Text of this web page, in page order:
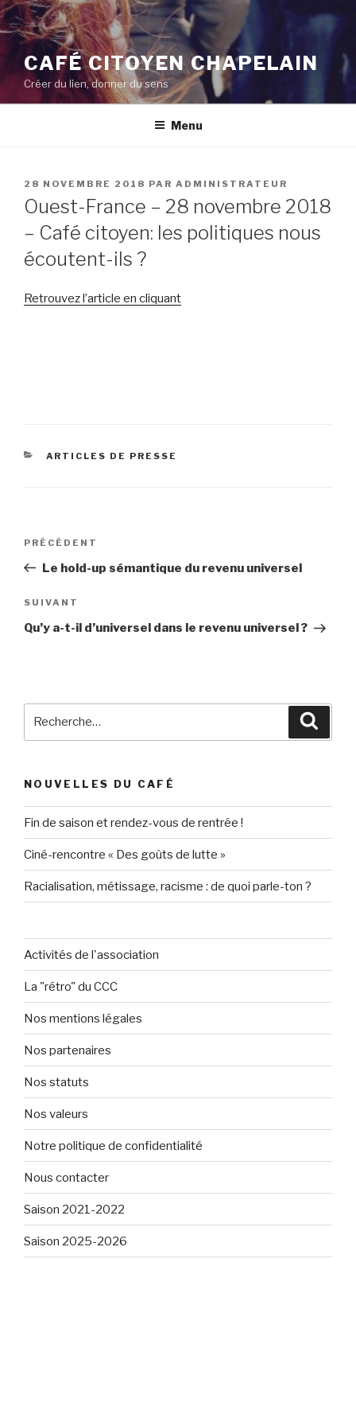
CAFÉ CITOYEN CHAPELAIN
Créer du lien, donner du sens
Menu
PUBLIÉ
LE
28 NOVEMBRE 2018 PAR ADMINISTRATEUR
Ouest-France – 28 novembre 2018
– Café citoyen: les politiques nous
écoutent-ils ?
Retrouvez l’article en cliquant
CATÉGORIES
ARTICLES DE PRESSE
Navigation
l’article
Article
précédent
PRÉCÉDENT
Le hold-up sémantique du revenu universel
Article
suivant
SUIVANT
Qu’y a-t-il d’universel dans le revenu universel ?
NOUVELLES DU CAFÉ
Fin de saison et rendez-vous de rentrée !
Ciné-rencontre « Des goûts de lutte »
Racialisation, métissage, racisme : de quoi parle-ton ?
Activités de l'association
La "rétro" du CCC
Nos mentions légales
Nos partenaires
Nos statuts
Nos valeurs
Notre politique de confidentialité
Nous contacter
Saison 2021-2022
Saison 2025-2026